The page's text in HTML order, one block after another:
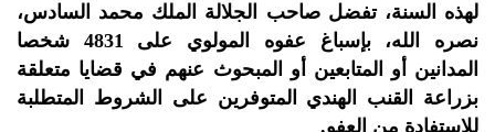
لهذه السنة، تفضل صاحب الجلالة الملك محمد السادس،
نصره الله، بإسباغ عفوه المولوي على 4831 شخصا
المدانين أو المتابعين أو المبحوث عنهم في قضايا متعلقة
بزراعة القنب الهندي المتوفرين على الشروط المتطلبة
للاستفادة من العفو.